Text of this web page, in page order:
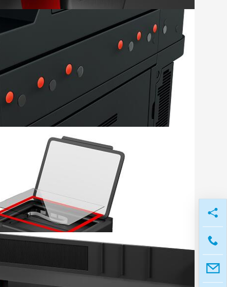
由塑料或金属制成的小部件固定至面板上进
固定至打印机底部。
阅读更多
璃固定在打印机机身上。
薄膜粘接至导纸板。